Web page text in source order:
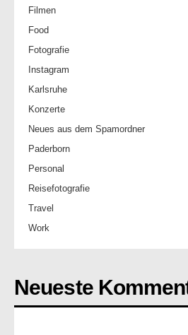
Filmen
Food
Fotografie
Instagram
Karlsruhe
Konzerte
Neues aus dem Spamordner
Paderborn
Personal
Reisefotografie
Travel
Work
Neueste